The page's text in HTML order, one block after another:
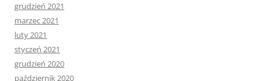
grudzień 2021
marzec 2021
luty 2021
styczeń 2021
grudzień 2020
październik 2020